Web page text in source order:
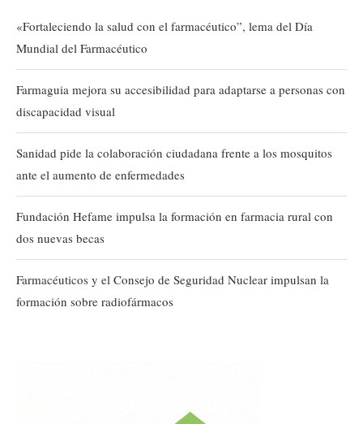
«Fortaleciendo la salud con el farmacéutico”, lema del Día
Mundial del Farmacéutico
Farmaguia mejora su accesibilidad para adaptarse a personas con
discapacidad visual
Sanidad pide la colaboración ciudadana frente a los mosquitos
ante el aumento de enfermedades
Fundación Hefame impulsa la formación en farmacia rural con
dos nuevas becas
Farmacéuticos y el Consejo de Seguridad Nuclear impulsan la
formación sobre radiofármacos